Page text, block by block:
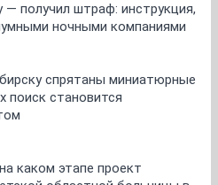
получил штраф: инструкция,
ночными компаниями
спрятаны миниатюрные
поиск становится
каком этапе проект